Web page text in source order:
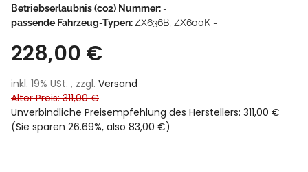
Betriebserlaubnis (co2) Nummer: -
passende Fahrzeug-Typen:ZX636B, ZX600K -
228,00 €
inkl. 19% USt. , zzgl. Versand
Alter Preis: 311,00 €
Unverbindliche Preisempfehlung des Herstellers: 311,00 €
(Sie sparen 26.69%, also 83,00 €)